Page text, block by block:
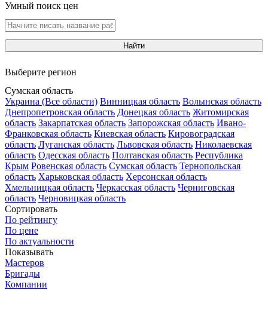
Умный поиск цен
Найти
Выберите регион
Сумская область
Украина (Все области) Винницкая область Волынская область
Днепропетровская область Донецкая область Житомирская
область Закарпатская область Запорожская область Ивано-
Франковская область Киевская область Кировоградская
область Луганская область Львовская область Николаевская
область Одесская область Полтавская область Республика
Крым Ровенская область Сумская область Тернопольская
область Харьковская область Херсонская область
Хмельницкая область Черкасская область Черниговская
область Черновицкая область
Сортировать
По рейтингу
По цене
По актуальности
Показывать
Мастеров
Бригады
Компании